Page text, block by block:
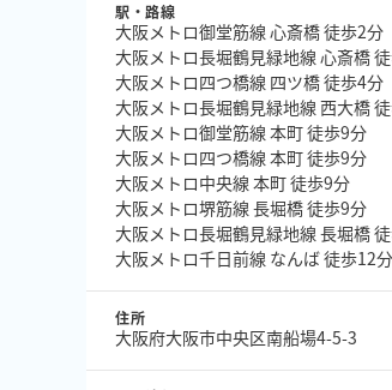
駅・路線
大阪メトロ御堂筋線 心斎橋 徒歩2分
大阪メトロ長堀鶴見緑地線 心斎橋
大阪メトロ四つ橋線 四ツ橋 徒歩4分
大阪メトロ長堀鶴見緑地線 西大橋
大阪メトロ御堂筋線 本町 徒歩9分
大阪メトロ四つ橋線 本町 徒歩9分
大阪メトロ中央線 本町 徒歩9分
大阪メトロ堺筋線 長堀橋 徒歩9分
大阪メトロ長堀鶴見緑地線 長堀橋
大阪メトロ千日前線 なんば 徒歩12分
住所
大阪府大阪市中央区南船場4-5-3